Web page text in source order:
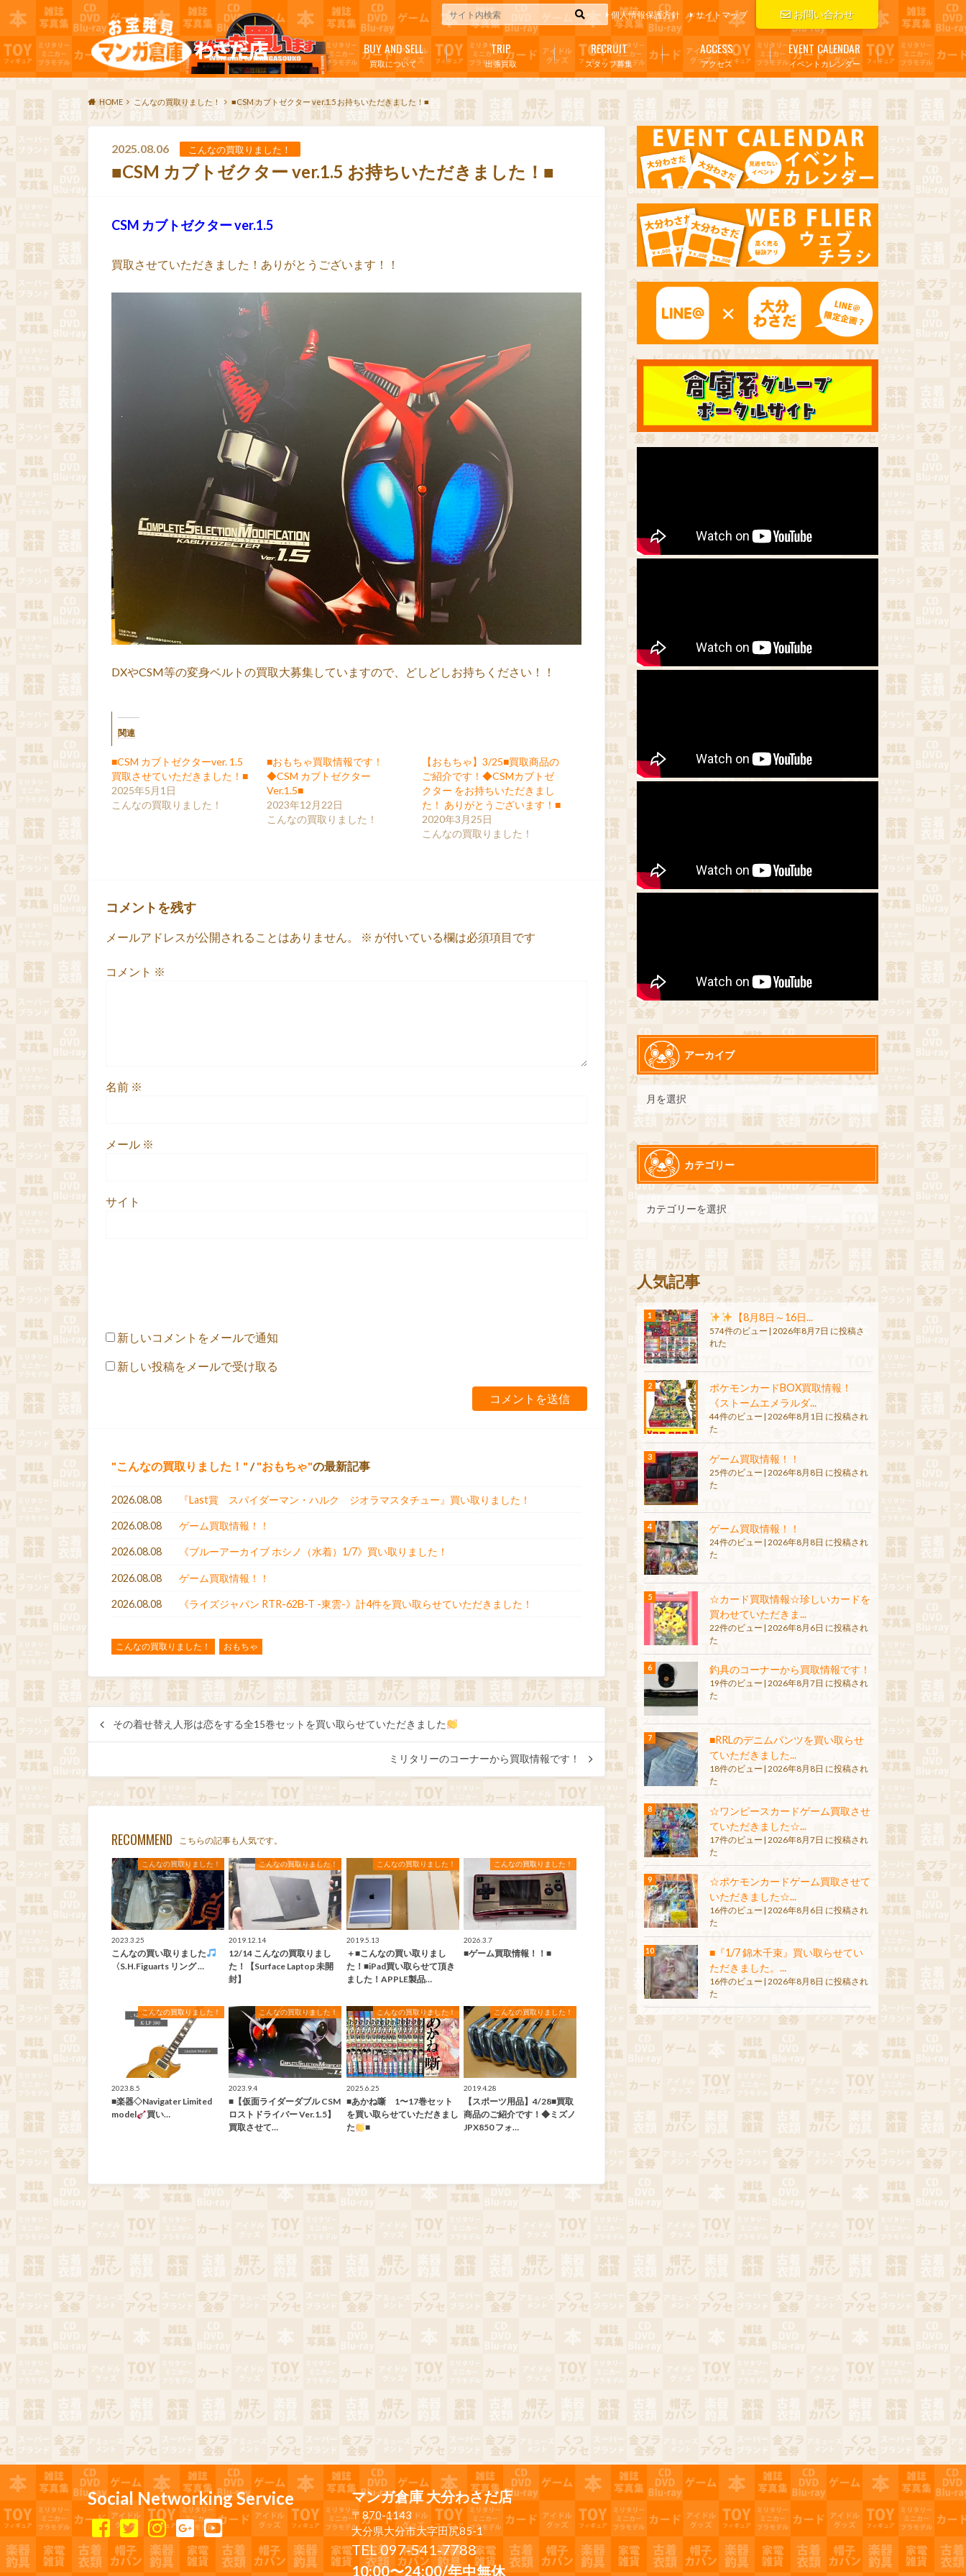
お問い合わせ
個人情報保護方針 サイトマップ
買取について
BUY AND SELL
出張買取
TRIP
スタッフ募集
RECRUIT
アクセス
ACCESS
イベントカレンダー
EVENT CALENDAR
HOME こんなの買取りました！ ■CSM カブトゼクター ver.1.5 お持ちいただきました！■
2025.08.06 こんなの買取りました！
■CSM カブトゼクター ver.1.5 お持ちいただきました！■
CSM カブトゼクター ver.1.5
買取させていただきました！ありがとうございます！！
DXやCSM等の変身ベルトの買取大募集していますので、どしどしお持ちください！！
関連
■CSM カブトゼクターver. 1.5
買取させていただきました！■
2025年5月1日
こんなの買取りました！
■おもちゃ買取情報です！
◆CSM カブトゼクター
Ver.1.5■
2023年12月22日
こんなの買取りました！
【おもちゃ】3/25■買取商品の
ご紹介です！◆CSMカブトゼ
クター をお持ちいただきまし
た！ ありがとうございます！■
2020年3月25日
こんなの買取りました！
コメントを残す
メールアドレスが公開されることはありません。 ※ が付いている欄は必須項目です
コメント ※
名前 ※
メール ※
サイト
新しいコメントをメールで通知
新しい投稿をメールで受け取る
こんなの買取りました！ / おもちゃ の最新記事
2026.08.08 『Last賞 スパイダーマン・ハルク ジオラマスタチュー』買い取りました！
2026.08.08 ゲーム買取情報！！
2026.08.08 《ブルーアーカイブ ホシノ（水着）1/7》買い取りました！
2026.08.08 ゲーム買取情報！！
2026.08.08 《ライズジャパン RTR-62B-T -東雲-》計4件を買い取らせていただきました！
こんなの買取りました！ おもちゃ
その着せ替え人形は恋をする全15巻セットを買い取らせていただきました
ミリタリーのコーナーから買取情報です！
RECOMMEND こちらの記事も人気です。
こんなの買取りました！
2023.3.25
こんなの買い取りました
〈S.H.Figuarts リング …
こんなの買取りました！
2019.12.14
12/14 こんなの買取りまし
た！【Surface Laptop 未開
封】
こんなの買取りました！
2019.5.13
＋■こんなの買い取りまし
た！■iPad買い取らせて頂き
ました！APPLE製品…
こんなの買取りました！
2026.3.7
■ゲーム買取情報！！■
こんなの買取りました！
2023.8.5
■楽器◇Navigater Limited
model
買い…
こんなの買取りました！
2023.9.4
■【仮面ライダーダブル CSM
ロストドライバー Ver.1.5】
買取させて…
こんなの買取りました！
2025.6.25
■あかね噺 1〜17巻セット
を買い取らせていただきまし
た
■
こんなの買取りました！
2019.4.28
【スポーツ用品】4/28■買取
商品のご紹介です！◆ミズノ
JPX850 フォ…
アーカイブ
カテゴリー
人気記事
【8月8日～16日...
574件のビュー
2026年8月7日 に投稿さ
れた
ポケモンカードBOX買取情報！
《ストームエメラルダ...
44件のビュー | 2026年8月1日 に投稿され
た
ゲーム買取情報！！
25件のビュー | 2026年8月8日 に投稿され
た
ゲーム買取情報！！
24件のビュー
2026年8月8日 に投稿され
た
☆カード買取情報☆珍しいカードを
買わせていただきま...
22件のビュー | 2026年8月6日 に投稿され
た
釣具のコーナーから買取情報です！
19件のビュー
2026年8月7日 に投稿され
た
■RRLのデニムパンツを買い取らせ
ていただきました...
18件のビュー | 2026年8月8日 に投稿され
た
☆ワンピースカードゲーム買取させ
ていただきました☆...
17件のビュー | 2026年8月7日 に投稿され
た
☆ポケモンカードゲーム買取させて
いただきました☆...
16件のビュー
2026年8月6日 に投稿され
た
■『1/7 錦木千束』買い取らせてい
ただきました。...
16件のビュー | 2026年8月8日 に投稿され
た
Social Networking Service マンガ倉庫 大分わさだ店
〒870-1143
大分県大分市大字田尻85-1
TEL 097-541-7788
10:00〜24:00/年中無休